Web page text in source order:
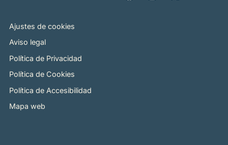
Ajustes de cookies
Aviso legal
Política de Privacidad
Política de Cookies
Política de Accesibilidad
Mapa web